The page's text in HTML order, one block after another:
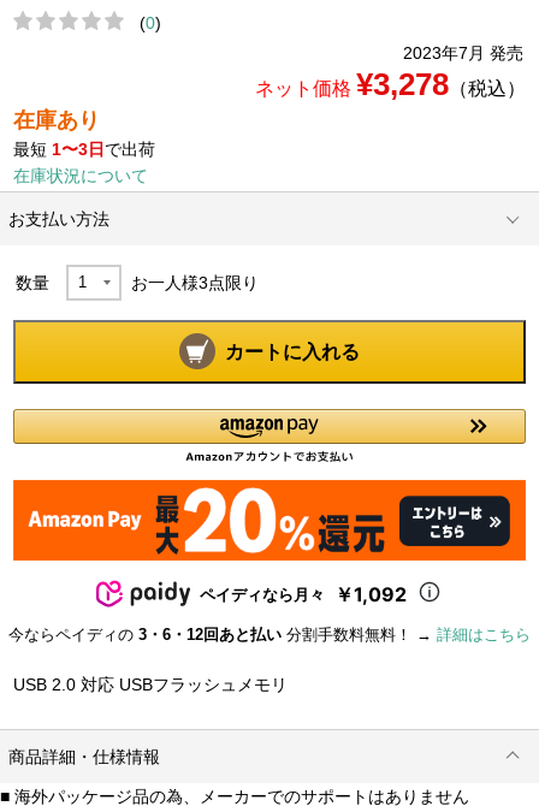
(0)
2023年7月 発売
ネット価格 ¥3,278（税込）
在庫あり
最短 1〜3日 で出荷
在庫状況について
お支払い方法
数量 お一人様3点限り
カートに入れる
ペイディなら月々 ￥1,092
今ならペイディの 3・6・12回あと払い 分割手数料無料！ → 詳細はこちら
USB 2.0 対応 USBフラッシュメモリ
商品詳細・仕様情報
■ 海外パッケージ品の為、メーカーでのサポートはありません